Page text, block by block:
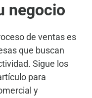
negocio
de ventas es
que buscan
Sigue los
para
y